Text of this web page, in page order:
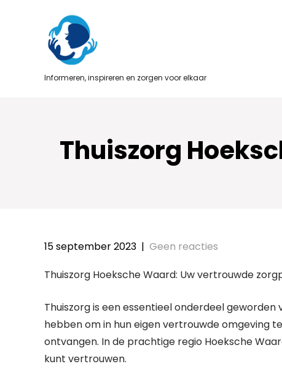
Informeren, inspireren en zorgen voor elkaar
Thuiszorg
15 september 2023 | Geen reacties
Thuiszorg Hoeksche Waard: Uw vertrouwde
Thuiszorg is een essentieel onderdeel
hebben om in hun eigen vertrouwde omgeving
ontvangen. In de prachtige regio Hoeksche
kunt vertrouwen.